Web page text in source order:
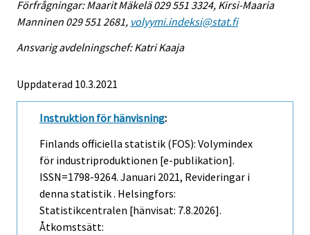
Förfrågningar: Maarit Mäkelä 029 551 3324, Kirsi-Maaria
Manninen 029 551 2681, volyymi.indeksi@stat.fi
Ansvarig avdelningschef: Katri Kaaja
Uppdaterad 10.3.2021
Instruktion för hänvisning:
Finlands officiella statistik (FOS): Volymindex
för industriproduktionen [e-publikation].
ISSN=1798-9264. Januari 2021, Revideringar i
denna statistik . Helsingfors:
Statistikcentralen [hänvisat: 7.8.2026].
Åtkomstsätt: